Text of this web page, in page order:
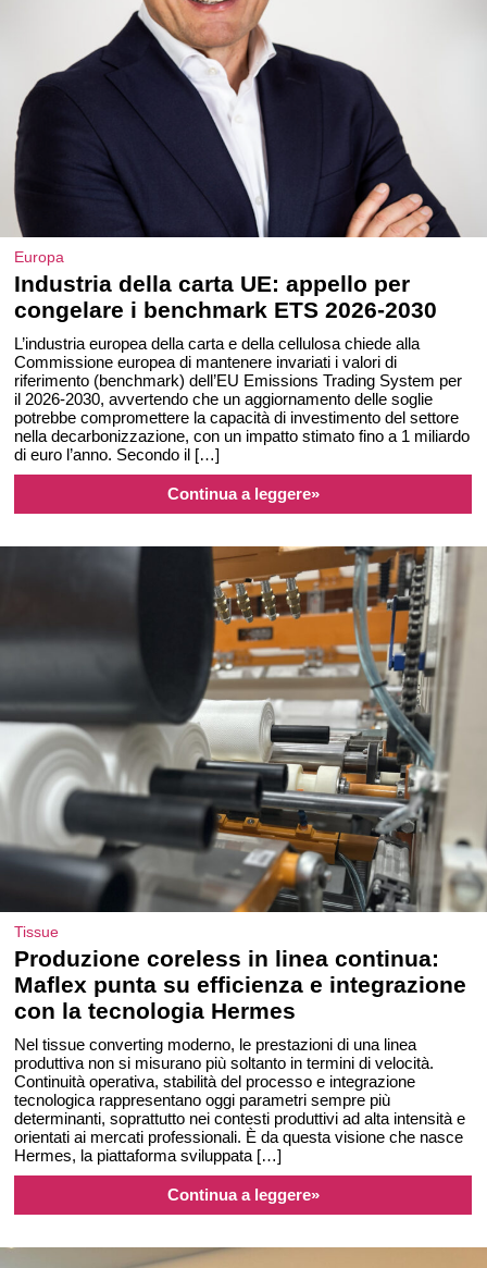
Europa
Industria della carta UE: appello per
congelare i benchmark ETS 2026-2030
L’industria europea della carta e della cellulosa chiede alla
Commissione europea di mantenere invariati i valori di
riferimento (benchmark) dell’EU Emissions Trading System per
il 2026-2030, avvertendo che un aggiornamento delle soglie
potrebbe compromettere la capacità di investimento del settore
nella decarbonizzazione, con un impatto stimato fino a 1 miliardo
di euro l’anno. Secondo il […]
Continua a leggere»
Tissue
Produzione coreless in linea continua:
Maflex punta su efficienza e integrazione
con la tecnologia Hermes
Nel tissue converting moderno, le prestazioni di una linea
produttiva non si misurano più soltanto in termini di velocità.
Continuità operativa, stabilità del processo e integrazione
tecnologica rappresentano oggi parametri sempre più
determinanti, soprattutto nei contesti produttivi ad alta intensità e
orientati ai mercati professionali. È da questa visione che nasce
Hermes, la piattaforma sviluppata […]
Continua a leggere»